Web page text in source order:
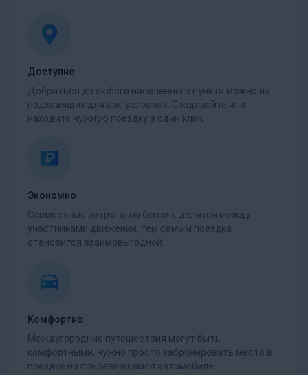
Доступно
Добраться до любого населенного пункта можно на
подходящих для вас условиях. Создавайте или
находите нужную поездку в один клик.
Экономно
Совместные затраты на бензин, делятся между
участниками движения, тем самым поездка
становится взаимовыгодной.
Комфортно
Междугородние путешествия могут быть
комфортными, нужно просто забронировать место в
поездке на понравившемся автомобиле.